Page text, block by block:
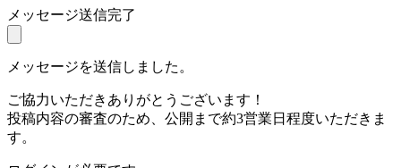
メッセージ送信完了
メッセージを送信しました。
ご協力いただきありがとうございます！
投稿内容の審査のため、公開まで約3営業日程度いただきま
す。